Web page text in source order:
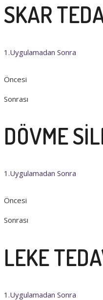
SKAR
1.Uygulamadan Sonra
Öncesi
Sonrası
DÖVME
1.Uygulamadan Sonra
Öncesi
Sonrası
LEKE
1.Uygulamadan Sonra